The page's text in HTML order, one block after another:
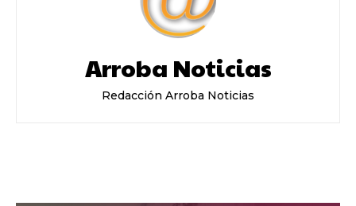
Arroba Noticias
Redacción Arroba Noticias